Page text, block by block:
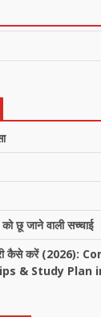
छू जाने वाली सच्चाई
कैसे करें (2026):
& Study Plan